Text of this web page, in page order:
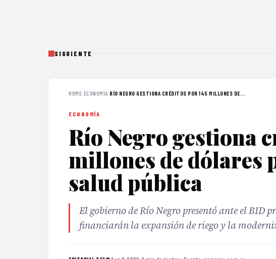
SIGUIENTE
HOME›ECONOMÍA›RÍO NEGRO GESTIONA CRÉDITOS POR 145 MILLONES DE...
ECONOMÍA
Río Negro gestiona
millones de dólares
salud pública
El gobierno de Río Negro presentó ante el BID
financiarán la expansión de riego y la